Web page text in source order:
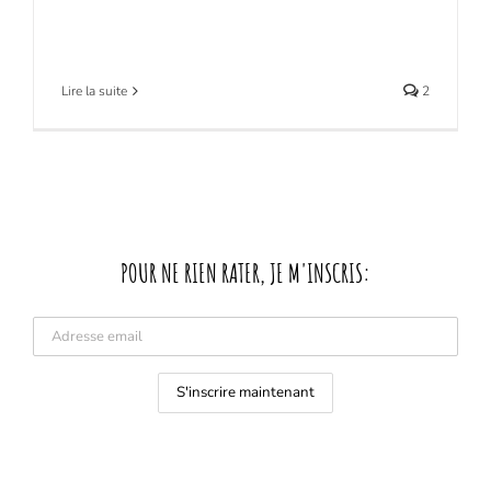
Lire la suite 2
POUR NE RIEN RATER, JE M'INSCRIS: